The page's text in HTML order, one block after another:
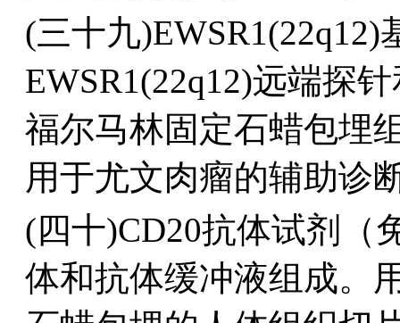
(三十九
EWSR1(22q12)远端探
福尔马林固定石蜡包埋
用于尤文肉瘤的辅助诊
(四十)CD20抗体试剂（
体和抗体缓冲液组成。